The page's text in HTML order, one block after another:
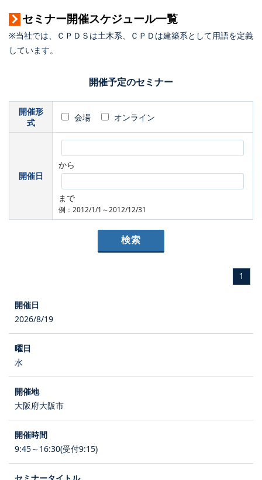
セミナー開催スケジュール一覧
※当社では、ＣＰＤＳは土木系、ＣＰＤは建築系として用語を定義
しています。
開催予定のセミナー
開催形
式
会場 オンライン
開催日
から
まで
例：2012/1/1～2012/12/31
1
2026/8/19
水
大阪府大阪市
9:45～16:30(受付9:15)